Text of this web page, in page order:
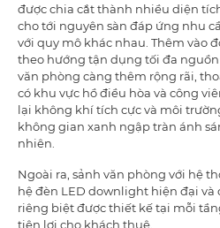
được chia cắt thành nhiều diện
cho tới nguyên sàn đáp ứng nhu
với quy mô khác nhau. Thêm vào
theo hướng tận dụng tối đa
văn phòng càng thêm rộng rãi,
có khu vực hồ điều hòa và công
lại không khí tích cực và môi
không gian xanh ngập tràn ánh
nhiên.
Ngoài ra, sảnh văn phòng với hệ
hệ đèn LED downlight hiện đại và
riêng biệt được thiết kế tại mỗi
tiện lợi cho khách thuê.